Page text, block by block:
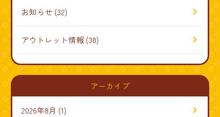
お知らせ (32)
アウトレット情報 (38)
アーカイブ
2026年8月 (1)